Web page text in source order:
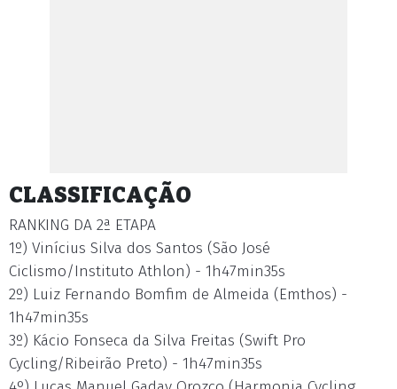
CLASSIFICAÇÃO
RANKING DA 2ª ETAPA
1º) Vinícius Silva dos Santos (São José
Ciclismo/Instituto Athlon) - 1h47min35s
2º) Luiz Fernando Bomfim de Almeida (Emthos) -
1h47min35s
3º) Kácio Fonseca da Silva Freitas (Swift Pro
Cycling/Ribeirão Preto) - 1h47min35s